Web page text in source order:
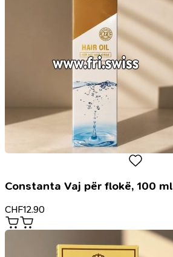
Constanta Vaj për flokë, 100 ml
CHF12.90